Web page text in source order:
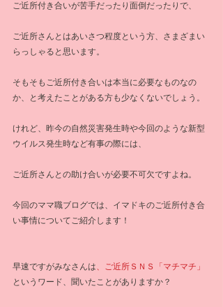
ご近所付き合いが苦手だったり面倒だったりで、
ご近所さんとはあいさつ程度という方、さまざまい
らっしゃると思います。
そもそもご近所付き合いは本当に必要なものなの
か、と考えたことがある方も少なくないでしょう。
けれど、昨今の自然災害発生時や今回のような新型
ウイルス発生時など有事の際には、
ご近所さんとの助け合いが必要不可欠ですよね。
今回のママ職ブログでは、イマドキのご近所付き合
い事情についてご紹介します！
早速ですがみなさんは、ご近所ＳＮＳ「マチマチ」
というワード、聞いたことがありますか？